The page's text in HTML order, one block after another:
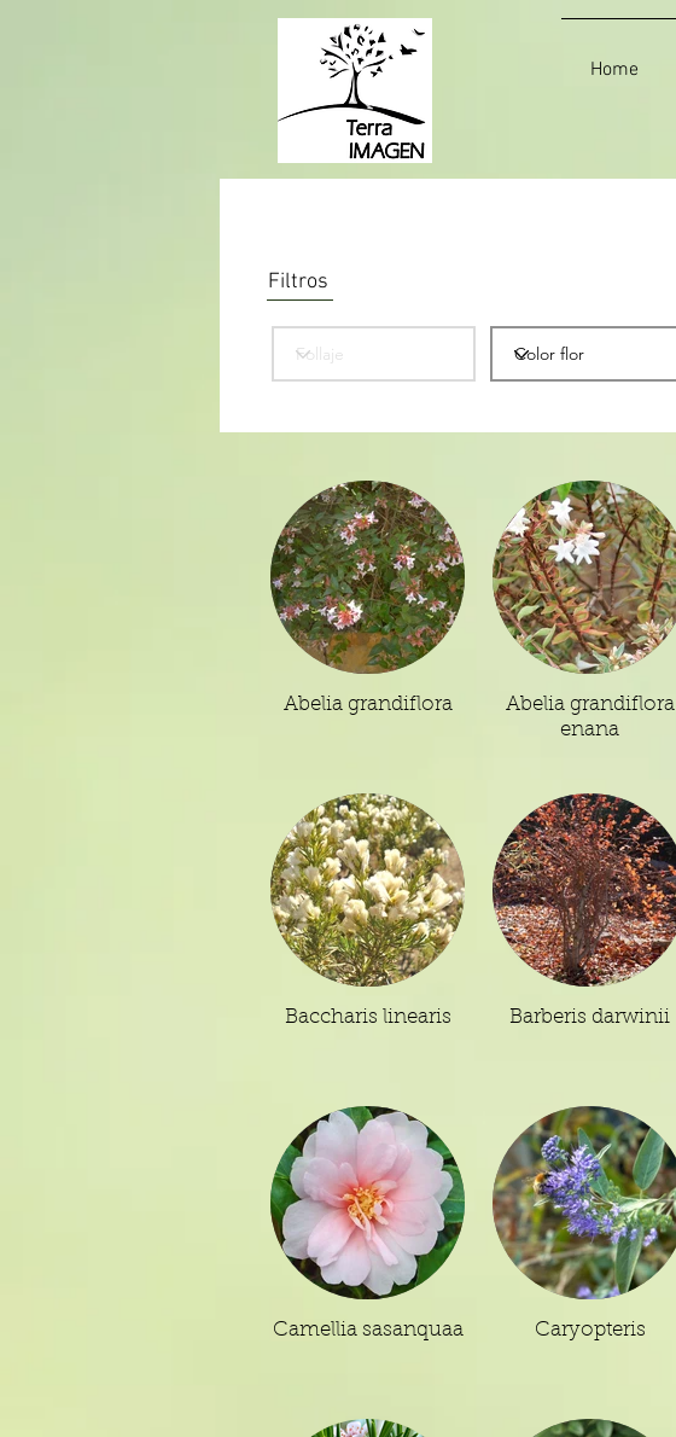
Home
Filtros
Abelia grandiflora
Abelia grandiflora
enana
Baccharis linearis Barberis darwinii
Camellia sasanquaa Caryopteris